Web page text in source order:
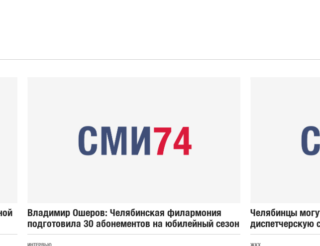
Владимир Ошеров: Челябинская филармония
подготовила 30 абонементов на юбилейный сезон
ИНТЕРВЬЮ
Челябинцы
диспетчерскую
ЖКХ